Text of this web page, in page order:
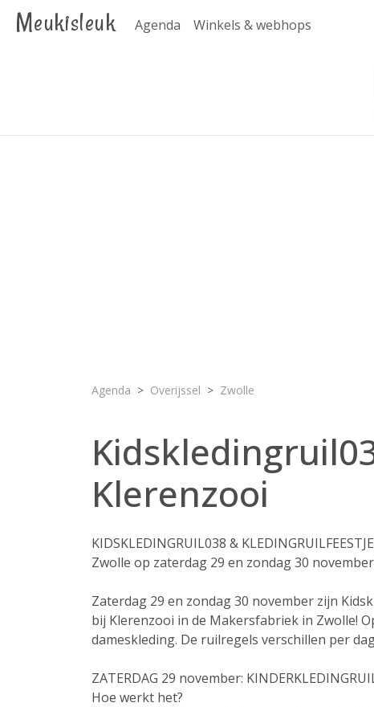
Meukisleuk Agenda Winkels & webhops
Agenda Overijssel Zwolle
Klerenzooi
KIDSKLEDINGRUIL038 &
Zwolle op zaterdag 29 en zondag 30
Zaterdag 29 en zondag 30 november zijn
bij Klerenzooi in de Makersfabriek in Zwolle!
dameskleding. De ruilregels verschillen per
ZATERDAG 29 november:
Hoe werkt het?